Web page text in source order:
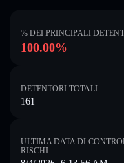
% DEI PRINCIPALI
100.00%
DETENTORI TOTALI
161
ULTIMA DATA DI
RISCHI